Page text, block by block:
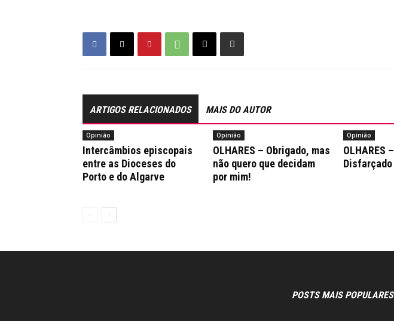
ARTIGOS RELACIONADOS MAIS DO AUTOR
Opinião
Intercâmbios episcopais
entre as Dioceses do
Porto e do Algarve
Opinião
OLHARES – Obrigado, mas
não quero que decidam
por mim!
Opinião
OLHARES
POSTS MAIS POPULARES